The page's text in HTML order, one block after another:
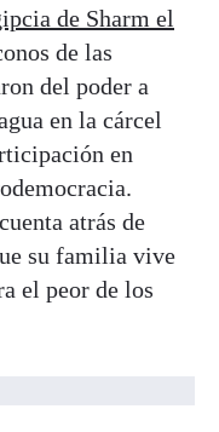
de Sharm el
de las
del poder a
en la cárcel
en
atrás de
su familia vive
el peor de los